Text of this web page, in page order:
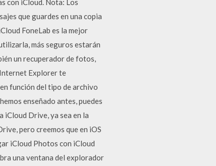
que guardes en una copia
FoneLab es la mejor
más seguros estarán
un recuperador de fotos,
Internet Explorer te
función del tipo de archivo
enseñado antes, puedes
iCloud Drive, ya sea en la
pero creemos que en iOS
iCloud Photos con iCloud
una ventana del explorador